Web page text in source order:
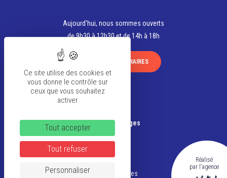
Aujourd'hui, nous sommes ouverts
de 9h30 à 12h30 et de 14h à 18h
VOIR TOUS LES HORAIRES
Banque d’Images
Mentions légales
Réalisé
par l'agence
Ce site utilise des cookies et
vous donne le contrôle sur
ceux que vous souhaitez
activer
Tout accepter
Tout refuser
Personnaliser